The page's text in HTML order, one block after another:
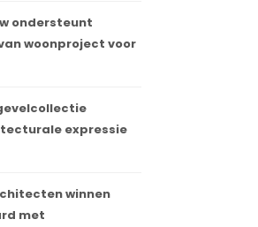
ondersteunt
woonproject voor
expressie
winnen
met